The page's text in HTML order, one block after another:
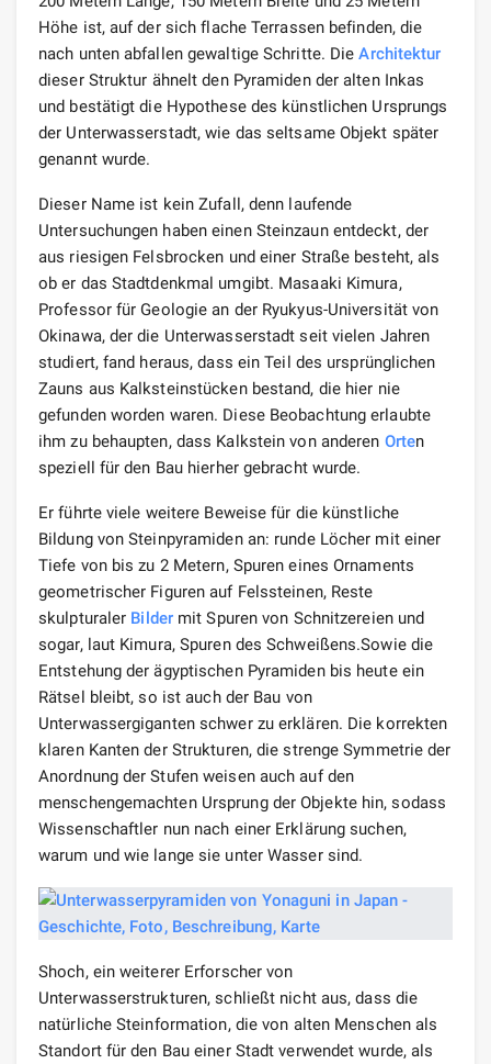
Höhe ist, auf der sich flache Terrassen befinden, die
nach unten abfallen gewaltige Schritte. DieArchitektur
dieser Struktur ähnelt den Pyramiden der alten Inkas
und bestätigt die Hypothese des künstlichen Ursprungs
der Unterwasserstadt, wie das seltsame Objekt später
genannt wurde.
Dieser Name ist kein Zufall, denn laufende
Untersuchungen haben einen Steinzaun entdeckt, der
aus riesigen Felsbrocken und einer Straße besteht, als
ob er das Stadtdenkmal umgibt. Masaaki Kimura,
Professor für Geologie an der Ryukyus-Universität von
Okinawa, der die Unterwasserstadt seit vielen Jahren
studiert, fand heraus, dass ein Teil des ursprünglichen
Zauns aus Kalksteinstücken bestand, die hier nie
gefunden worden waren. Diese Beobachtung erlaubte
ihm zu behaupten, dass Kalkstein von anderen Orten
speziell für den Bau hierher gebracht wurde.
Er führte viele weitere Beweise für die künstliche
Bildung von Steinpyramiden an: runde Löcher mit einer
Tiefe von bis zu 2 Metern, Spuren eines Ornaments
geometrischer Figuren auf Felssteinen, Reste
skulpturaler Bildermit Spuren von Schnitzereien und
sogar, laut Kimura, Spuren des Schweißens.Sowie die
Entstehung der ägyptischen Pyramiden bis heute ein
Rätsel bleibt, so ist auch der Bau von
Unterwassergiganten schwer zu erklären. Die korrekten
klaren Kanten der Strukturen, die strenge Symmetrie der
Anordnung der Stufen weisen auch auf den
menschengemachten Ursprung der Objekte hin, sodass
Wissenschaftler nun nach einer Erklärung suchen,
warum und wie lange sie unter Wasser sind.
Shoch, ein weiterer Erforscher von
Unterwasserstrukturen, schließt nicht aus, dass die
natürliche Steinformation, die von alten Menschen als
Standort für den Bau einer Stadt verwendet wurde, als